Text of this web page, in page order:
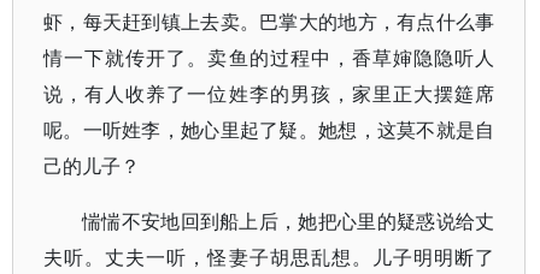
虾，每天赶到镇上去卖。巴掌大的地方，有点什么事
情一下就传开了。卖鱼的过程中，香草婶隐隐听人
说，有人收养了一位姓李的男孩，家里正大摆筵席
呢。一听姓李，她心里起了疑。她想，这莫不就是自
己的儿子？
惴惴不安地回到船上后，她把心里的疑惑说给丈
夫听。丈夫一听，怪妻子胡思乱想。儿子明明断了